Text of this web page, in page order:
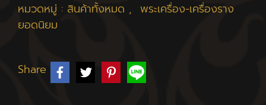
หมวดหมู่ : สินค้าทั้งหมด , พระเครื่อง-เครื่องราง
ยอดนิยม
Share